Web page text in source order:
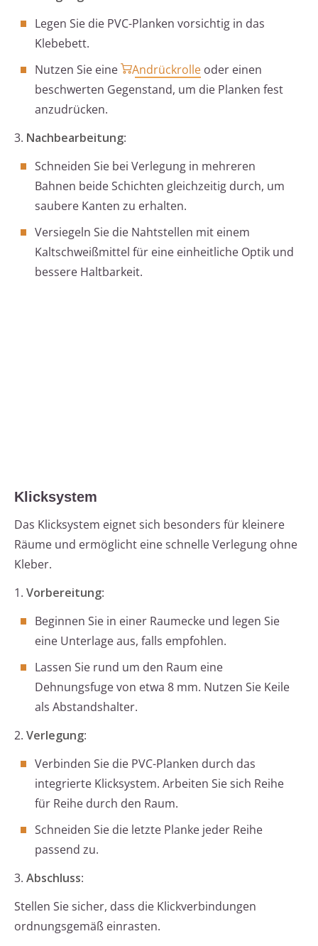
Legen Sie die PVC-Planken vorsichtig in das
Klebebett.
Nutzen Sie eine
Andrückrolle oder einen
beschwerten Gegenstand, um die Planken fest
anzudrücken.
3. Nachbearbeitung:
Schneiden Sie bei Verlegung in mehreren
Bahnen beide Schichten gleichzeitig durch, um
saubere Kanten zu erhalten.
Versiegeln Sie die Nahtstellen mit einem
Kaltschweißmittel für eine einheitliche Optik und
bessere Haltbarkeit.
Klicksystem
Das Klicksystem eignet sich besonders für kleinere
Räume und ermöglicht eine schnelle Verlegung ohne
Kleber.
1. Vorbereitung:
Beginnen Sie in einer Raumecke und legen Sie
eine Unterlage aus, falls empfohlen.
Lassen Sie rund um den Raum eine
Dehnungsfuge von etwa 8 mm. Nutzen Sie Keile
als Abstandshalter.
2. Verlegung:
Verbinden Sie die PVC-Planken durch das
integrierte Klicksystem. Arbeiten Sie sich Reihe
für Reihe durch den Raum.
Schneiden Sie die letzte Planke jeder Reihe
passend zu.
3. Abschluss:
Stellen Sie sicher, dass die Klickverbindungen
ordnungsgemäß einrasten.